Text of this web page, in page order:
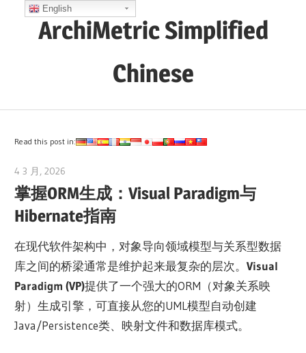
ArchiMetric Simplified
Chinese
Ops,
Agile
and
More
Read this post in:
4 3 月, 2026
掌握ORM生成：Visual Paradigm与
Hibernate指南
在现代软件架构中，对象导向领域模型与关系型数据
库之间的桥梁通常是维护起来最复杂的层次。Visual
Paradigm (VP)提供了一个强大的ORM（对象关系映
射）生成引擎，可直接从您的UML模型自动创建
Java/Persistence类、映射文件和数据库模式。
English